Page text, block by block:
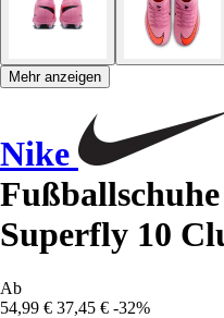
Mehr anzeigen
Nike
Superfly 10
Ab
54,99 € 37,45 € -32%